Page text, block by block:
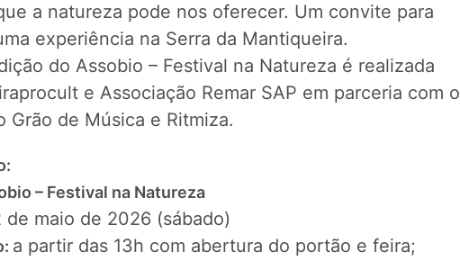
a natureza pode nos oferecer. Um convite para
experiência na Serra da Mantiqueira.
do Assobio – Festival na Natureza é realizada
e Associação Remar SAP em parceria com o
Grão de Música e Ritmiza.
– Festival na Natureza
de maio de 2026 (sábado)
a partir das 13h com abertura do portão e feira;